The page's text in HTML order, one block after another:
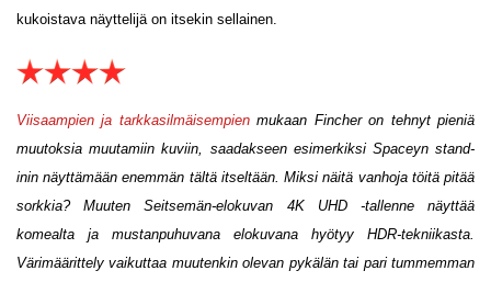
kukoistava näyttelijä on itsekin sellainen.
Viisaampien ja tarkkasilmäisempienmukaan Fincher on tehnyt pieniä
muutoksia muutamiin kuviin, saadakseen esimerkiksi Spaceyn stand-
inin näyttämään enemmän tältä itseltään. Miksi näitä vanhoja töitä pitää
sorkkia? Muuten Seitsemän-elokuvan 4K UHD -tallenne näyttää
komealta ja mustanpuhuvana elokuvana hyötyy HDR-tekniikasta.
Värimäärittely vaikuttaa muutenkin olevan pykälän tai pari tummemman